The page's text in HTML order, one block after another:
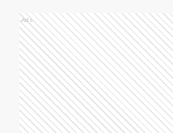
Ads